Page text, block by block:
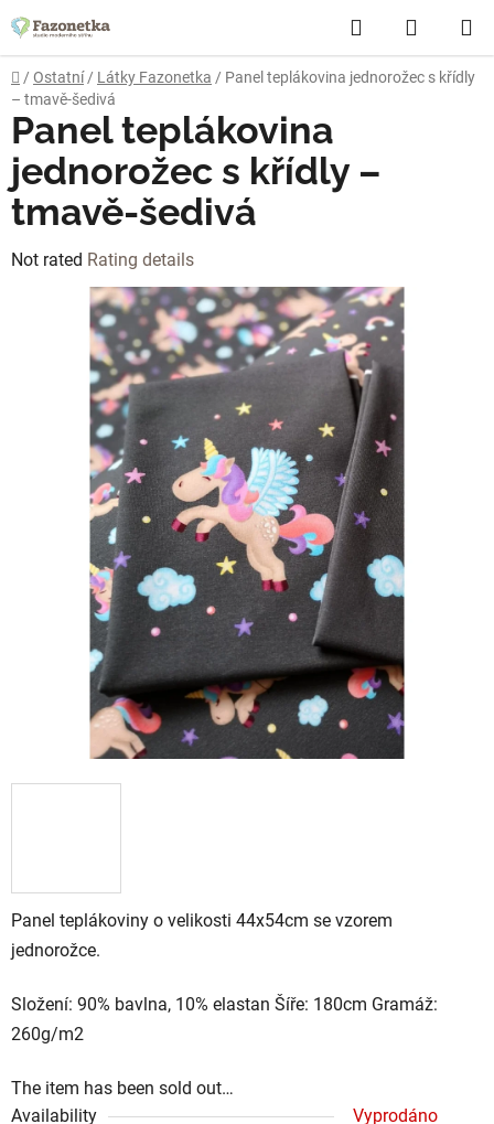
to
content
Search
CART
Home
/ Ostatní / Látky Fazonetka / Panel teplákovina jednorožec s křídly
– tmavě-šedivá
Panel teplákoviny o velikosti 44x54cm se vzorem
jednorožce.
Složení: 90% bavlna, 10% elastan Šíře: 180cm Gramáž:
260g/m2
The item has been sold out…
Availability
Vyprodáno
Panel teplákovina
jednorožec s křídly –
tmavě-šedivá
The
Not rated Rating details